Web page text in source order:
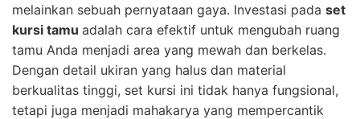
melainkan sebuah pernyataan gaya. Investasi pada set
kursi tamu adalah cara efektif untuk mengubah ruang
tamu Anda menjadi area yang mewah dan berkelas.
Dengan detail ukiran yang halus dan material
berkualitas tinggi, set kursi ini tidak hanya fungsional,
tetapi juga menjadi mahakarya yang mempercantik